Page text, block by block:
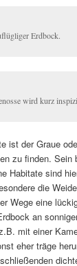
Erdbock.
wird kurz
ist der Graue
zu finden. Sein
Habitate sind
die
Wege eine
an
mit einer
eher träge